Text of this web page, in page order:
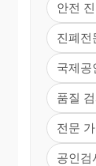
안전
진폐전
국제공
품질
전문
공인검